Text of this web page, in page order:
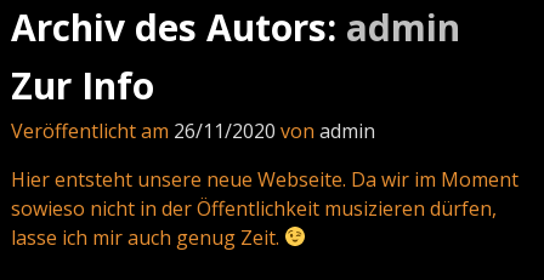
Archiv des Autors: admin
Zur Info
Veröffentlicht am 26/11/2020 von admin
Hier entsteht unsere neue Webseite. Da wir im Moment
sowieso nicht in der Öffentlichkeit musizieren dürfen,
lasse ich mir auch genug Zeit.